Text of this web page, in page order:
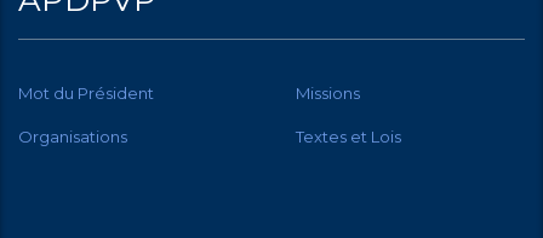
Mot du Président Missions
Organisations Textes et Lois